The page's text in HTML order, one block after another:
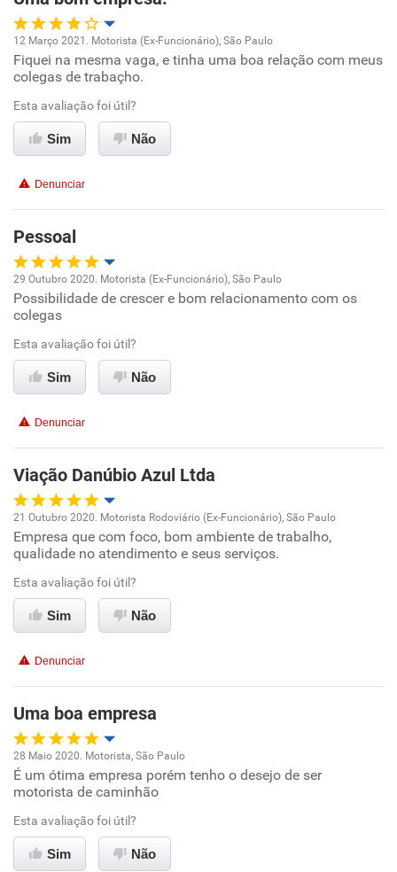
Recomenda esta empresa
Recomenda a diretoria
Oportunidade de promoção
Ambiente de trabalho
Conciliação com a vida familiar
Recomenda esta empresa
12 Março 2021. Motorista (Ex-Funcionário), São Paulo
Fiquei na mesma vaga, e tinha uma boa relação com meus
colegas de trabaçho.
Esta avaliação foi útil?
Sim Não
Denunciar
Pessoal
Oportunidade de promoção
Ambiente de trabalho
Conciliação com a vida familiar
Recomenda esta empresa
Recomenda a diretoria
29 Outubro 2020. Motorista (Ex-Funcionário), São Paulo
Possibilidade de crescer e bom relacionamento com os
colegas
Esta avaliação foi útil?
Sim Não
Denunciar
Viação Danúbio Azul Ltda
Oportunidade de promoção
Ambiente de trabalho
Conciliação com a vida familiar
Recomenda esta empresa
Recomenda a diretoria
21 Outubro 2020. Motorista Rodoviário (Ex-Funcionário), São Paulo
Empresa que com foco, bom ambiente de trabalho,
qualidade no atendimento e seus serviços.
Esta avaliação foi útil?
Sim Não
Denunciar
Uma boa empresa
Oportunidade de promoção
Ambiente de trabalho
Conciliação com a vida familiar
28 Maio 2020. Motorista, São Paulo
É um ótima empresa porém tenho o desejo de ser
motorista de caminhão
Esta avaliação foi útil?
Sim Não